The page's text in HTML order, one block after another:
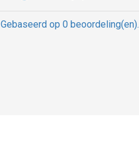
Gebaseerd op 0 beoordeling(en).